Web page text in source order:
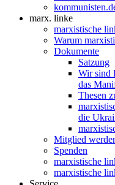
marx. linke
marxistische
Warum
Dokumente
Satzung
Wir sind
das
Thesen
die
Mitglied
Spenden
marxistische
marxistische